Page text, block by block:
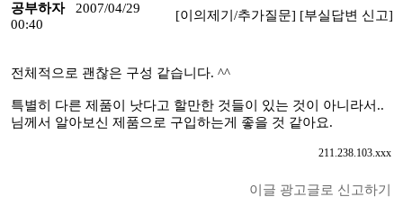
공부하자
2007/04/29
00:40
[이의제기/추가질문] [부실답변 신고]
전체적으로 괜찮은 구성 같습니다. ^^
특별히 다른 제품이 낫다고 할만한 것들이 있는 것이 아니라서..
님께서 알아보신 제품으로 구입하는게 좋을 것 같아요.
211.238.103.xxx
이글 광고글로 신고하기